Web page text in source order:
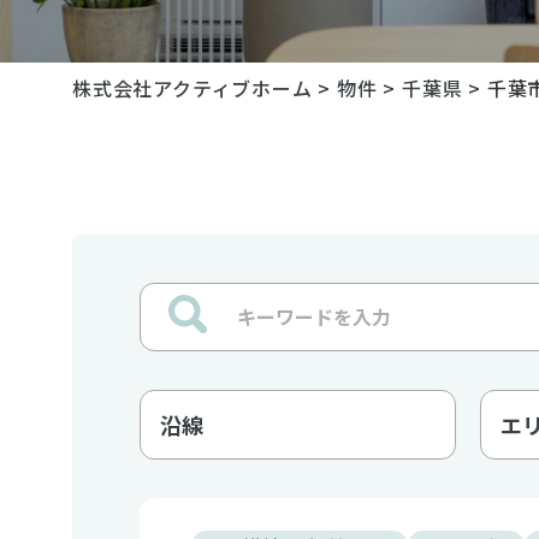
株式会社アクティブホーム >物件 >千葉県 > 千葉